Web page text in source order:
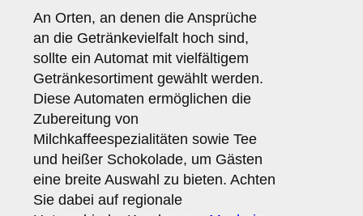
An Orten, an denen die Ansprüche
an die Getränkevielfalt hoch sind,
sollte ein Automat mit vielfältigem
Getränkesortiment gewählt werden.
Diese Automaten ermöglichen die
Zubereitung von
Milchkaffeespezialitäten sowie Tee
und heißer Schokolade, um Gästen
eine breite Auswahl zu bieten. Achten
Sie dabei auf regionale